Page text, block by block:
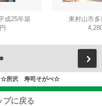
成25年築
東村山市
☆所沢 寿司そがべ☆
プに戻る